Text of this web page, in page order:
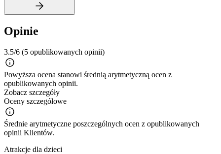
Opinie
3.5/6 (5 opublikowanych opinii)
Powyższa ocena stanowi średnią arytmetyczną ocen z
opublikowanych opinii.
Zobacz szczegóły
Oceny szczegółowe
Średnie arytmetyczne poszczególnych ocen z opublikowanych
opinii Klientów.
Atrakcje dla dzieci